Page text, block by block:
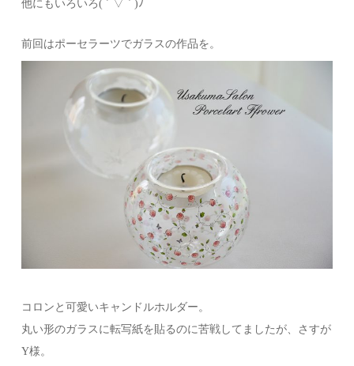
他にもいろいろ( ´ ▽ ` )ﾉ
前回はポーセラーツでガラスの作品を。
コロンと可愛いキャンドルホルダー。
丸い形のガラスに転写紙を貼るのに苦戦してましたが、さすが
Y様。